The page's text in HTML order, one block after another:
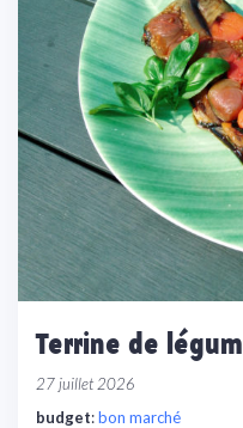
Terrine de
27 juillet 2026
budget:bon marché